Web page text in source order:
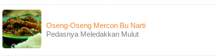
Oseng-Oseng Mercon Bu Narti
Pedasnya Meledakkan Mulut